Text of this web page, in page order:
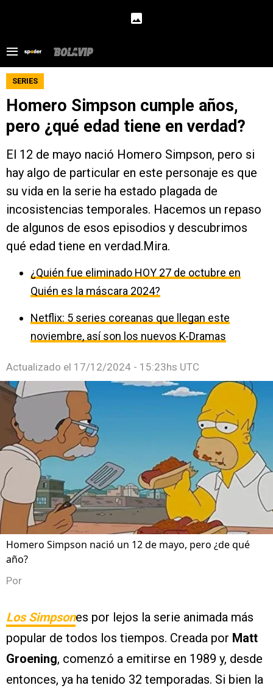
SERIES
Homero Simpson cumple años,
pero ¿qué edad tiene en verdad?
El 12 de mayo nació Homero Simpson, pero si
hay algo de particular en este personaje es que
su vida en la serie ha estado plagada de
incosistencias temporales. Hacemos un repaso
de algunos de esos episodios y descubrimos
qué edad tiene en verdad.Mira.
¿Quién fue eliminado HOY 27 de octubre en
Quién es la máscara 2024?
Netflix: 5 series coreanas que llegan este
noviembre, así son los nuevos K-Dramas
Actualizado el 17/12/2024 - 15:23hs UTC
Homero Simpson nació un 12 de mayo, pero ¿de qué
año?
Por
Los Simpsones por lejos la serie animada más
popular de todos los tiempos. Creada por Matt
Groening, comenzó a emitirse en 1989 y, desde
entonces, ya ha tenido 32 temporadas. Si bien la